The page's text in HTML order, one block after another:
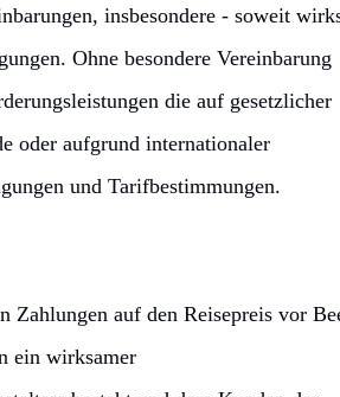
insbesondere - soweit
Ohne besondere Vereinbarung
die auf gesetzlicher
oder aufgrund internationaler
und Tarifbestimmungen.
Zahlungen auf den Reisepreis vor
ein wirksamer